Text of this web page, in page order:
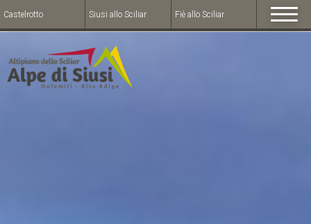
Castelrotto Siusi allo Sciliar Fiè allo Sciliar